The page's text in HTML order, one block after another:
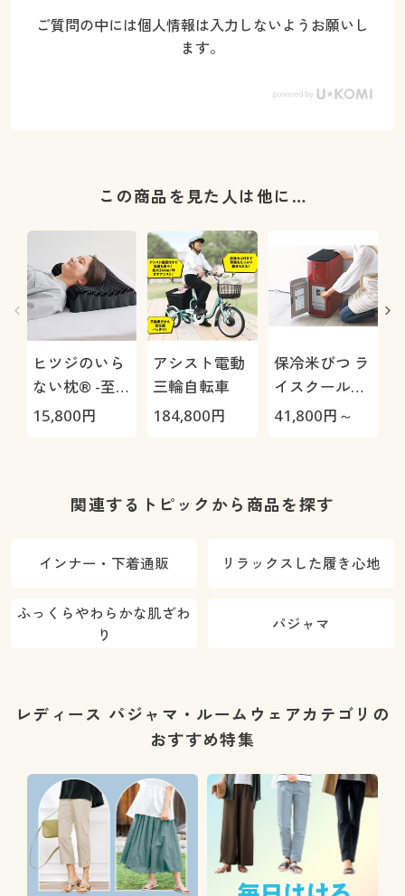
ご質問の中には個人情報は入力しないようお願いし
ます。
この商品を見た人は他に…
ヒツジのいら
ない枕® -至
極-
15,800円
アシスト電動
三輪自転車
184,800円
保冷米びつ ラ
イスクール
HRC-
41,800円～
関連するトピックから商品を探す
インナー・下着通販 リラックスした履き心地
ふっくらやわらかな肌ざわ
り
パジャマ
レディース パジャマ・ルームウェアカテゴリの
おすすめ特集